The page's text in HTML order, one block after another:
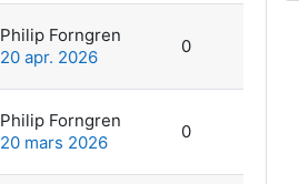
Philip Forngren
20 apr. 2026
0
Philip Forngren
20 mars 2026
0